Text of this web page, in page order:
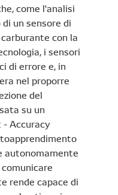
come l'analisi
un sensore di
con la
i sensori
di errore e, in
nel proporre
del
su un
- Accuracy
autonomamente
rende capace di